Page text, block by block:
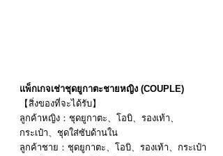
แพ็กเกจเช่าชุดยูกาตะชายหญิง (COUPLE)
【สิ่งของที่จะได้รับ】
ลูกค้าหญิง：ชุดยูกาตะ、โอบิ、รองเท้า、
กระเป๋า、ชุดใส่ซับด้านใน
ลูกค้าชาย：ชุดยูกาตะ、โอบิ、รองเท้า、กระเป๋า